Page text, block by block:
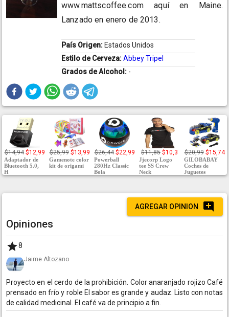
www.mattscoffee.com aquí en Maine.
Lanzado en enero de 2013.
País Origen: Estados Unidos
Estilo de Cerveza:Abbey Tripel
Grados de Alcohol: -
$14,94 $12,99
Adaptador de
Bluetooth 5.0,
H
$25,99 $13,99
Gamenote color
kit de origami
$26,44 $22,99
Powerball
280Hz Classic
Bola
$11,85 $10,3
Jjecorp Logo
tee SS Crew
Neck
$20,99 $15,74
GILOBABAY
Coches de
Juguetes
AGREGAR OPINION
Opiniones
8
Jaime Altozano
Proyecto en el cerdo de la prohibición. Color anaranjado rojizo Café
prensado en frío y roble El sabor es grande y audaz. Listo con notas
de calidad medicinal. El café va de principio a fin.